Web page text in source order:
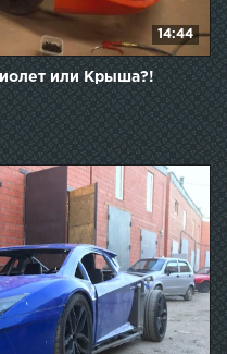
14:44
или Крыша?!